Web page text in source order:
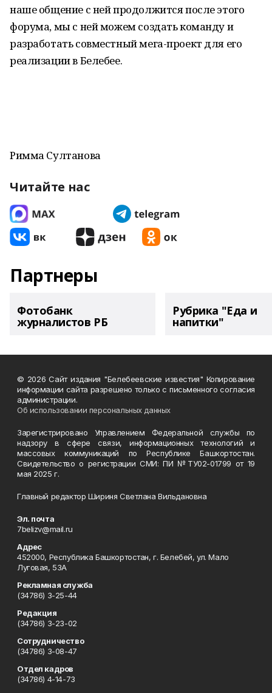
наше общение с ней продолжится после этого
форума, мы с ней можем создать команду и
разработать совместный мега-проект для его
реализации в Белебее.
Римма Султанова
Читайте нас
Партнеры
Фотобанк
журналистов РБ
Рубрика "Еда и
напитки"
© 2026 Сайт издания "Белебеевские известия" Копирование
информации сайта разрешено только с письменного согласия
администрации.
Об использовании персональных данных
Зарегистрировано Управлением Федеральной службы по
надзору в сфере связи, информационных технологий и
массовых коммуникаций по Республике Башкортостан.
Свидетельство о регистрации СМИ: ПИ №ТУ02-01799 от 19
мая 2025 г.
Главный редактор Шириня Светлана Вильдановна
Эл. почта
7belizv@mail.ru
Адрес
452000, Республика Башкортостан, г. Белебей, ул. Мало
Луговая, 53А
Рекламная служба
(34786) 3-25-44
Редакция
(34786) 3-23-02
Сотрудничество
(34786) 3-08-47
Отдел кадров
(34786) 4-14-73